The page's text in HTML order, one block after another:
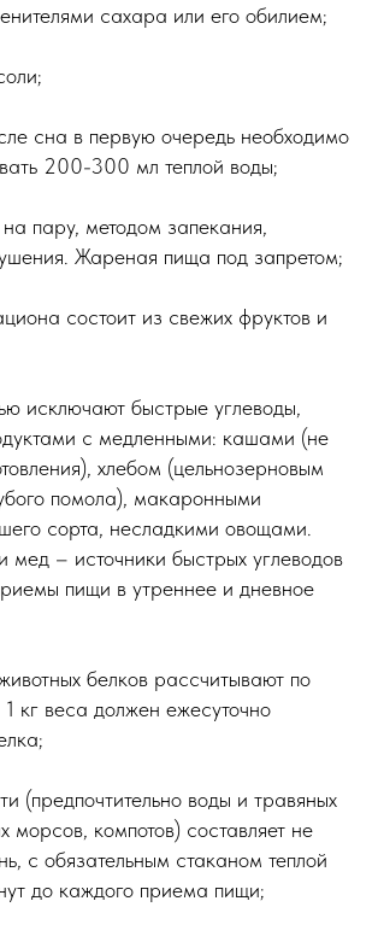
сахара или его обилием;
сна в первую очередь необходимо
200-300 мл теплой воды;
на пару, методом запекания,
Жареная пища под запретом;
состоит из свежих фруктов и
исключают быстрые углеводы,
с медленными: кашами (не
хлебом (цельнозерновым
помола), макаронными
сорта, несладкими овощами.
мед – источники быстрых углеводов
пищи в утреннее и дневное
белков рассчитывают по
кг веса должен ежесуточно
(предпочтительно воды и травяных
морсов, компотов) составляет не
с обязательным стаканом теплой
до каждого приема пищи;